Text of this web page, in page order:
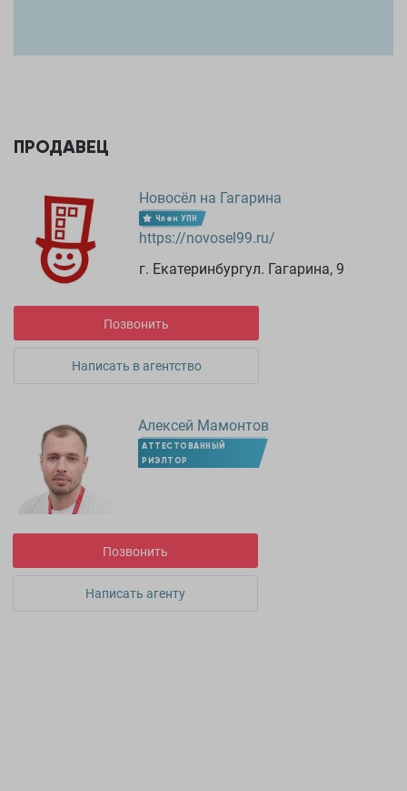
ПРОДАВЕЦ
Новосёл на Гагарина
Член УПН
https://novosel99.ru/
г. Екатеринбургул. Гагарина, 9
Позвонить
Написать в агентство
Алексей Мамонтов
АТТЕСТОВАННЫЙ
РИЭЛТОР
Позвонить
Написать агенту